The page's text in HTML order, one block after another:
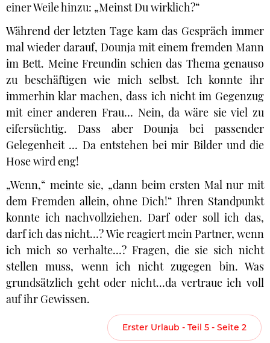
einer Weile hinzu: „Meinst Du wirklich?“
Während der letzten Tage kam das Gespräch immer
mal wieder darauf, Dounja mit einem fremden Mann
im Bett. Meine Freundin schien das Thema genauso
zu beschäftigen wie mich selbst. Ich konnte ihr
immerhin klar machen, dass ich nicht im Gegenzug
mit einer anderen Frau… Nein, da wäre sie viel zu
eifersüchtig. Dass aber Dounja bei passender
Gelegenheit … Da entstehen bei mir Bilder und die
Hose wird eng!
„Wenn,“ meinte sie, „dann beim ersten Mal nur mit
dem Fremden allein, ohne Dich!“ Ihren Standpunkt
konnte ich nachvollziehen. Darf oder soll ich das,
darf ich das nicht…? Wie reagiert mein Partner, wenn
ich mich so verhalte…? Fragen, die sie sich nicht
stellen muss, wenn ich nicht zugegen bin. Was
grundsätzlich geht oder nicht…da vertraue ich voll
auf ihr Gewissen.
Erster Urlaub - Teil 5 - Seite 2